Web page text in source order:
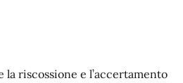
la riscossione e l’accertamento